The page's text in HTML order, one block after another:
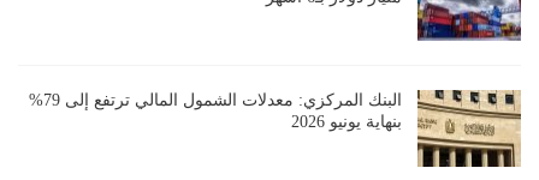
البنك المركزي: معدلات الشمول المالي ترتفع إلى 79%
بنهاية يونيو 2026